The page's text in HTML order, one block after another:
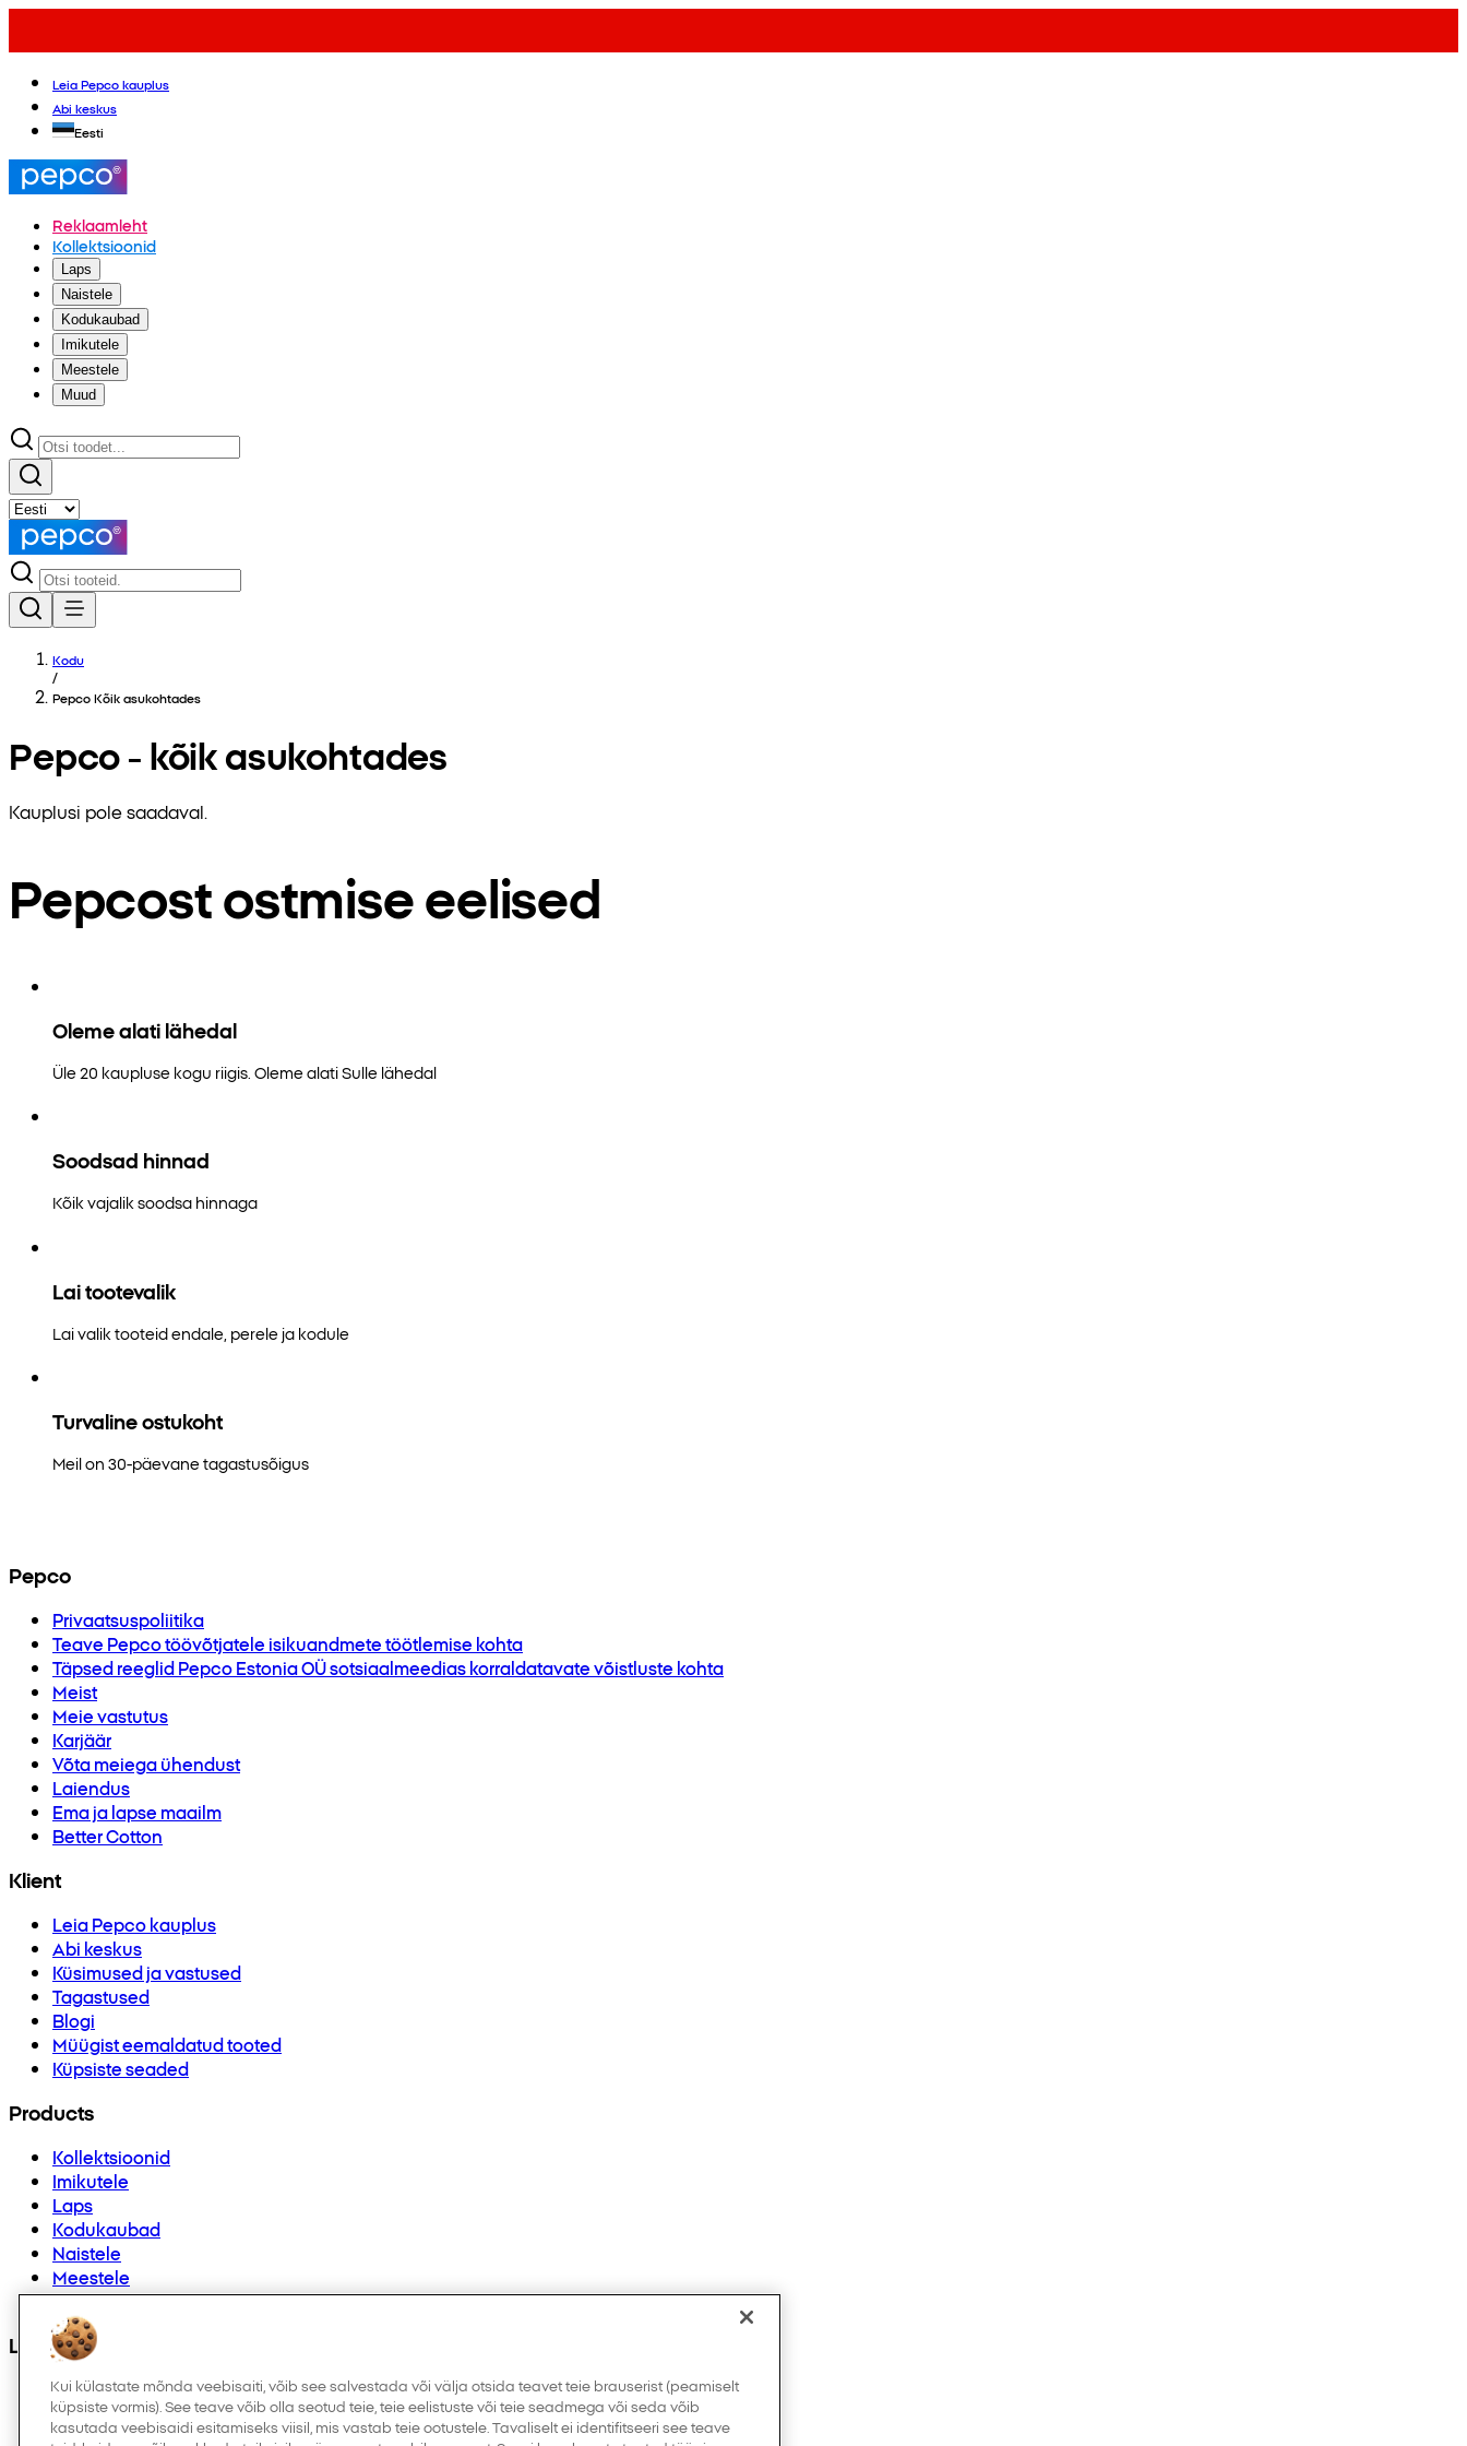
Leia Pepco kauplus
Abi keskus
Eesti
Reklaamleht
Kollektsioonid
Laps
Naistele
Kodukaubad
Imikutele
Meestele
Muud
Kodu
/
Pepco Kõik asukohtades
Pepco - kõik asukohtades
Kauplusi pole saadaval.
Pepcost ostmise eelised
Oleme alati lähedal
Üle 20 kaupluse kogu riigis. Oleme alati Sulle lähedal
Soodsad hinnad
Kõik vajalik soodsa hinnaga
Lai tootevalik
Lai valik tooteid endale, perele ja kodule
Turvaline ostukoht
Meil on 30-päevane tagastusõigus
Pepco
Privaatsuspoliitika
Teave Pepco töövõtjatele isikuandmete töötlemise kohta
Täpsed reeglid Pepco Estonia OÜ sotsiaalmeedias korraldatavate võistluste kohta
Meist
Meie vastutus
Karjäär
Võta meiega ühendust
Laiendus
Ema ja lapse maailm
Better Cotton
Klient
Leia Pepco kauplus
Abi keskus
Küsimused ja vastused
Tagastused
Blogi
Müügist eemaldatud tooted
Küpsiste seaded
Products
Kollektsioonid
Imikutele
Laps
Kodukaubad
Naistele
Meestele
Muud
Leiad meid ka
Kui külastate mõnda veebisaiti, võib see salvestada või välja otsida teavet teie brauserist (peamiselt
küpsiste vormis). See teave võib olla seotud teie, teie eelistuste või teie seadmega või seda võib
kasutada veebisaidi esitamiseks viisil, mis vastab teie ootustele. Tavaliselt ei identifitseeri see teave